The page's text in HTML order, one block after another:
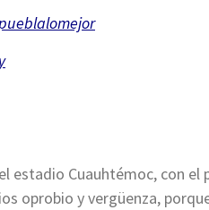
estadio Cuauhtémoc, con el
oprobio y vergüenza,